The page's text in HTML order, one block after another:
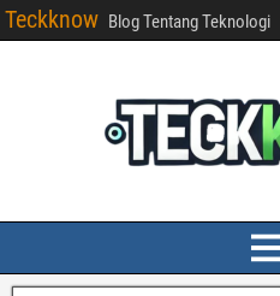
Teckknow Blog Tentang Teknologi